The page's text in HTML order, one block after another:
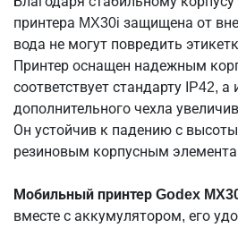
принтера MX30i защищена от
вода не могут повредить
Принтер оснащен надежным
соответствует стандарту IP42, а
дополнительного чехла
Он устойчив к падению с
резиновым корпусным
Мобильный принтер Godex
вместе с аккумулятором, его